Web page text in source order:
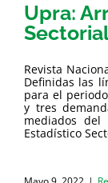
Upra:
Revista
Definidas las
para el
y tres
mediados
Estadístico